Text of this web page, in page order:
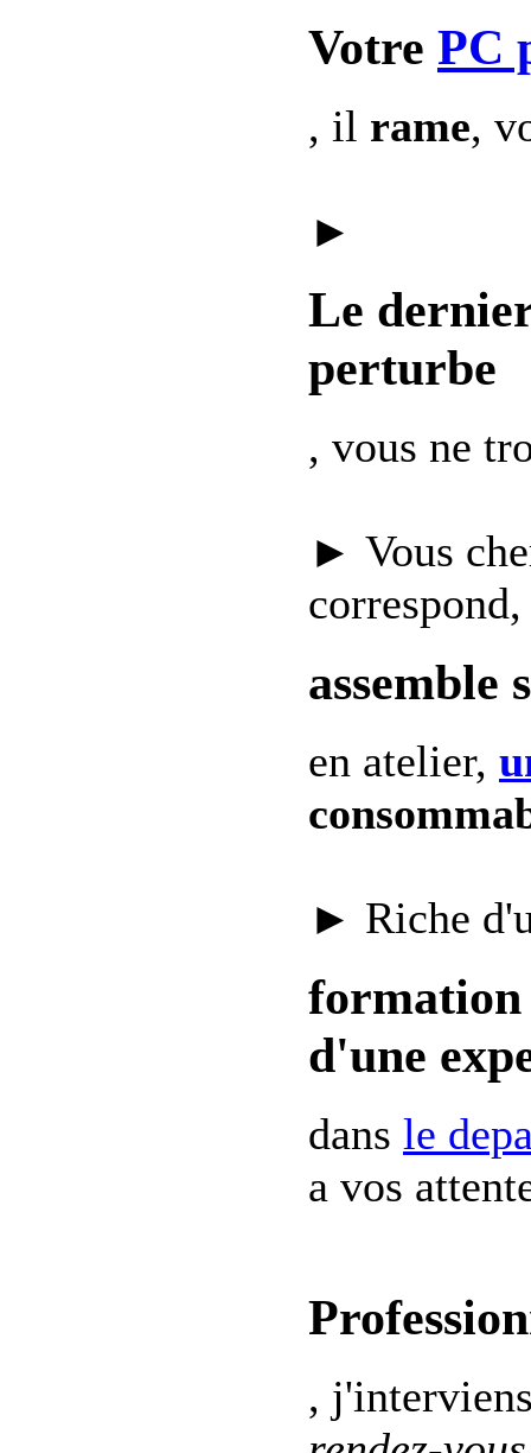
Votre PC
, il rame,
►
Le
perturbe
, vous ne
► Vous
correspond,
assemble
en atelier,
► Riche
formation
d'une
dans le
a vos
,